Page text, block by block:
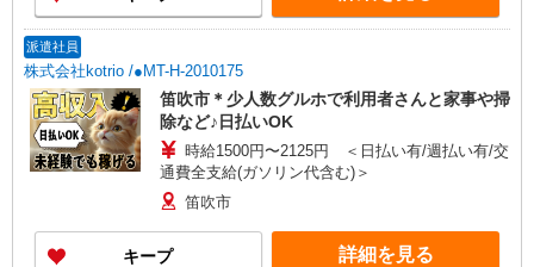
派遣社員
株式会社kotrio /●MT-H-2010175
笛吹市＊少人数グルホで利用者さんと家事や掃
除など♪日払いOK
時給1500円〜2125円 ＜日払い有/週払い有/交
通費全支給(ガソリン代含む)＞
笛吹市
キープ 詳細を見る